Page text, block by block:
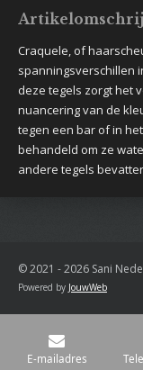
Craquele, of
spanningsverschillen
deze tegels zorgt het
nuancering van de
tegen een bar of in
behandeld om ze
andere tegels
© 2021 - 2026 Sani
Powered by JouwWeb
E-mailadres